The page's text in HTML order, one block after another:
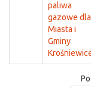
paliwa
gazowe dla
Miasta i
Gminy